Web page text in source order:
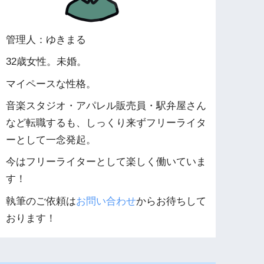
管理人：ゆきまる
32歳女性。未婚。
マイペースな性格。
音楽スタジオ・アパレル販売員・駅弁屋さん
など転職するも、しっくり来ずフリーライタ
ーとして一念発起。
今はフリーライターとして楽しく働いていま
す！
執筆のご依頼はお問い合わせからお待ちして
おります！